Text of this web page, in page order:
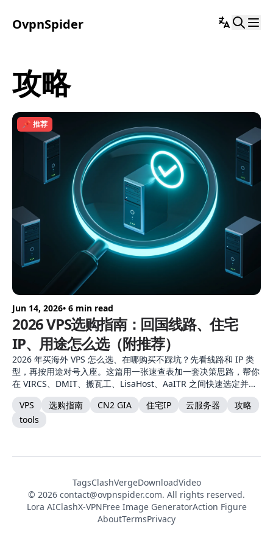
OvpnSpider
攻略
📌 推荐
Jun 14, 2026• 6 min read
2026 VPS选购指南：回国线路、住宅
IP、用途怎么选（附推荐）
2026 年买海外 VPS 怎么选、在哪购买不踩坑？先看线路和 IP 类
型，再按用途对号入座。这篇用一张速查表加一套决策思路，帮你
在 VIRCS、DMIT、搬瓦工、LisaHost、AaITR 之间快速选定并完
成购买。
VPS 选购指南 CN2 GIA 住宅IP 云服务器
攻略
tools
TagsClashVergeDownloadVideo
© 2026 contact@ovpnspider.com. All rights reserved.
Lora AIClashX-VPNFree Image GeneratorAction Figure
AboutTermsPrivacy